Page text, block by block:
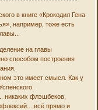
в книге «Крокодил Гена
например, тоже есть
на главы
способом построения
это имеет смысл. Как у
никаких флэшбеков,
всё прямо и